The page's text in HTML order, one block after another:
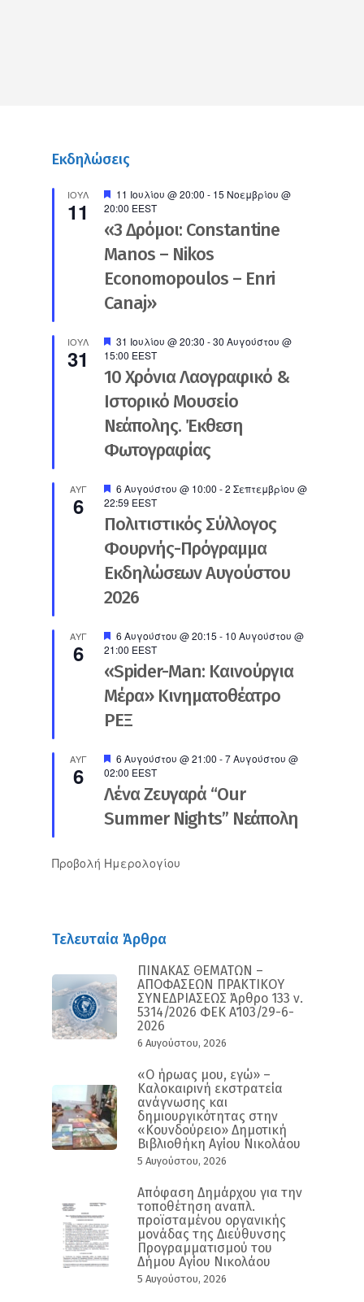
Εκδηλώσεις
ΙΟΎΛ
11
Προτεινόμενο
11 Ιουλίου @ 20:00 - 15 Νοεμβρίου @
20:00 EEST
«3 Δρόμοι: Constantine
Manos – Nikos
Economopoulos – Enri
Canaj»
ΙΟΎΛ
31
Προτεινόμενο
31 Ιουλίου @ 20:30 -30 Αυγούστου @
15:00 EEST
10 Χρόνια Λαογραφικό &
Ιστορικό Μουσείο
Νεάπολης. Έκθεση
Φωτογραφίας
ΑΥΓ
6
Προτεινόμενο
6 Αυγούστου @ 10:00 -2 Σεπτεμβρίου @
22:59 EEST
Πολιτιστικός Σύλλογος
Φουρνής-Πρόγραμμα
Εκδηλώσεων Αυγούστου
2026
ΑΥΓ
6
Προτεινόμενο
6 Αυγούστου @ 20:15 - 10 Αυγούστου @
21:00 EEST
«Spider-Man: Καινούργια
Μέρα» Κινηματοθέατρο
ΡΕΞ
ΑΥΓ
6
Προτεινόμενο
6 Αυγούστου @ 21:00 -7 Αυγούστου @
02:00 EEST
Λένα Ζευγαρά “Our
Summer Nights” Νεάπολη
Προβολή Ημερολογίου
Τελευταία Άρθρα
ΠΙΝΑΚΑΣ ΘΕΜΑΤΩΝ –
ΑΠΟΦΑΣΕΩΝ ΠΡΑΚΤΙΚΟΥ
ΣΥΝΕΔΡΙΑΣΕΩΣ Άρθρο 133 ν.
5314/2026 ΦΕΚ Α΄103/29-6-
2026
6 Αυγούστου, 2026
«Ο ήρωας μου, εγώ» –
Καλοκαιρινή εκστρατεία
ανάγνωσης και
δημιουργικότητας στην
«Κουνδούρειο» Δημοτική
Βιβλιοθήκη Αγίου Νικολάου
5 Αυγούστου, 2026
Απόφαση Δημάρχου για την
τοποθέτηση αναπλ.
προϊσταμένου οργανικής
μονάδας της Διεύθυνσης
Προγραμματισμού του
Δήμου Αγίου Νικολάου
5 Αυγούστου, 2026